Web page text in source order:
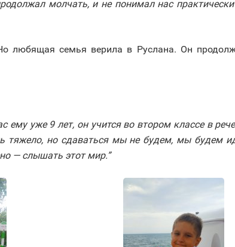
молчать, и не понимал нас
любящая семья верила в Руслана. Он
уже 9 лет, он учится во втором классе в
тяжело, но сдаваться мы не будем, мы будем
— слышать этот мир.”